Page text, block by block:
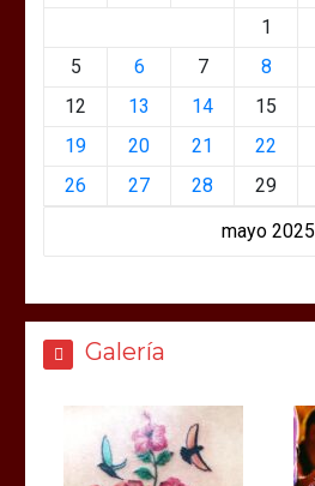
mayo 2025
1
5
6 7 8
12
13 14 15
19
20 21 22
26
27 28 29
Galería